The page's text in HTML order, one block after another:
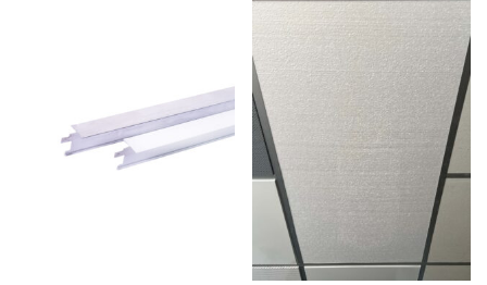
Mts)
cantidad